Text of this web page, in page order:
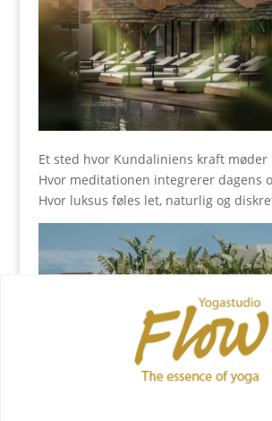
Et sted hvor Kundaliniens kraft møder
Hvor meditationen integrerer dagens
Hvor luksus føles let, naturlig og